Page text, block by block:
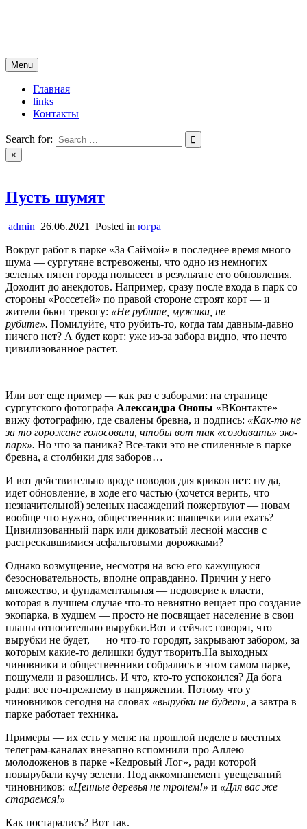
Menu
Главная
links
Контакты
Search for:
×
Пусть шумят
admin 26.06.2021 Posted in югра
Вокруг работ в парке «За Саймой» в последнее время много
шума — сургутяне встревожены, что одно из немногих
зеленых пятен города полысеет в результате его обновления.
Доходит до анекдотов. Например, сразу после входа в парк со
стороны «Россетей» по правой стороне строят корт — и
жители бьют тревогу: «Не рубите, мужики, не
рубите». Помилуйте, что рубить-то, когда там давным-давно
ничего нет? А будет корт: уже из-за забора видно, что нечто
цивилизованное растет.
Или вот еще пример — как раз с заборами: на странице
сургутского фотографа Александра Онопы «ВКонтакте»
вижу фотографию, где свалены бревна, и подпись: «Как-то не
за то горожане голосовали, чтобы вот так «создавать» эко-
парк». Но что за паника? Все-таки это не спиленные в парке
бревна, а столбики для заборов…
И вот действительно вроде поводов для криков нет: ну да,
идет обновление, в ходе его частью (хочется верить, что
незначительной) зеленых насаждений пожертвуют — новам
вообще что нужно, общественники: шашечки или ехать?
Цивилизованный парк или диковатый лесной массив с
растрескавшимися асфальтовыми дорожками?
Однако возмущение, несмотря на всю его кажущуюся
безосновательность, вполне оправданно. Причин у него
множество, и фундаментальная — недоверие к власти,
которая в лучшем случае что-то невнятно вещает про создание
экопарка, в худшем — просто не посвящает население в свои
планы относительно вырубки.Вот и сейчас: говорят, что
вырубки не будет, — но что-то городят, закрывают забором, за
которым какие-то делишки будут творить.На выходных
чиновники и общественники собрались в этом самом парке,
пошумели и разошлись. И что, кто-то успокоился? Да бога
ради: все по-прежнему в напряжении. Потому что у
чиновников сегодня на словах «вырубки не будет», а завтра в
парке работает техника.
Примеры — их есть у меня: на прошлой неделе в местных
телеграм-каналах внезапно вспомнили про Аллею
молодоженов в парке «Кедровый Лог», ради которой
повырубали кучу зелени. Под аккомпанемент увещеваний
чиновников: «Ценные деревья не тронем!» и «Для вас же
стараемся!»
Как постарались? Вот так.